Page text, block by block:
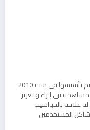
مدونة تقنية يوجد مقرها في المغرب, و قد تم تأسيسها في سنة 2010
في إثراء و تعزيز
علاقة بالحواسيب
المستخدمين